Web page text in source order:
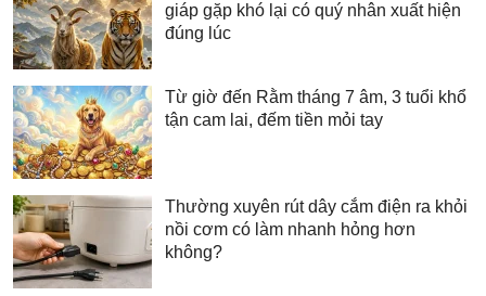
giáp gặp khó lại có quý nhân xuất hiện
đúng lúc
Từ giờ đến Rằm tháng 7 âm, 3 tuổi khổ
tận cam lai, đếm tiền mỏi tay
Thường xuyên rút dây cắm điện ra khỏi
nồi cơm có làm nhanh hỏng hơn
không?